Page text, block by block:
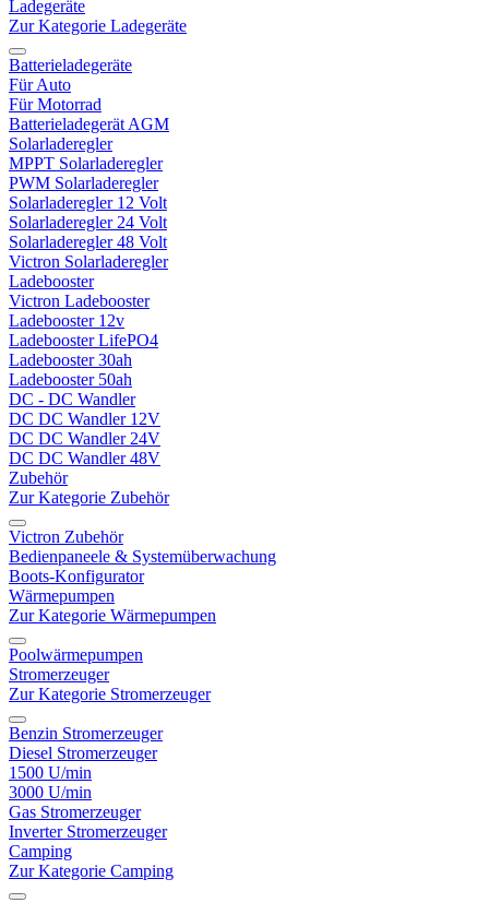
Ladegeräte
Zur Kategorie Ladegeräte
Batterieladegeräte
Für Auto
Für Motorrad
Batterieladegerät AGM
Solarladeregler
MPPT Solarladeregler
PWM Solarladeregler
Solarladeregler 12 Volt
Solarladeregler 24 Volt
Solarladeregler 48 Volt
Victron Solarladeregler
Ladebooster
Victron Ladebooster
Ladebooster 12v
Ladebooster LifePO4
Ladebooster 30ah
Ladebooster 50ah
DC - DC Wandler
DC DC Wandler 12V
DC DC Wandler 24V
DC DC Wandler 48V
Zubehör
Zur Kategorie Zubehör
Victron Zubehör
Bedienpaneele & Systemüberwachung
Boots-Konfigurator
Wärmepumpen
Zur Kategorie Wärmepumpen
Poolwärmepumpen
Stromerzeuger
Zur Kategorie Stromerzeuger
Benzin Stromerzeuger
Diesel Stromerzeuger
1500 U/min
3000 U/min
Gas Stromerzeuger
Inverter Stromerzeuger
Camping
Zur Kategorie Camping